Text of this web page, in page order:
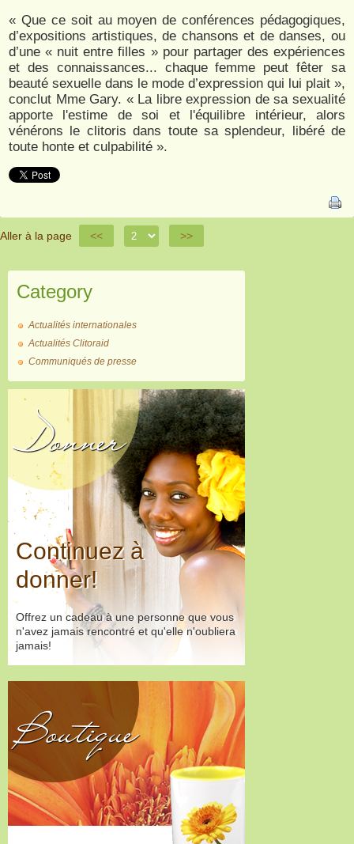
« Que ce soit au moyen de conférences pédagogiques,
d’expositions artistiques, de chansons et de danses, ou
d’une « nuit entre filles » pour partager des expériences
et des connaissances... chaque femme peut fêter sa
beauté sexuelle dans le mode d’expression qui lui plait »,
conclut Mme Gary. « La libre expression de sa sexualité
apporte l'estime de soi et l'équilibre intérieur, alors
vénérons le clitoris dans toute sa splendeur, libéré de
toute honte et culpabilité ».
Aller à la page << >>
Category
Actualités internationales
Actualités Clitoraid
Communiqués de presse
Donner
Continuez à
donner!
Offrez un cadeau à une personne que vous
n'avez jamais rencontré et qu'elle n'oubliera
jamais!
Boutique